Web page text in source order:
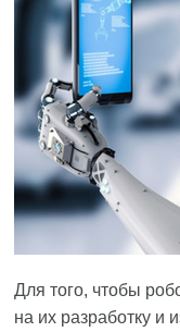
Для того, чтобы
на их разработку и